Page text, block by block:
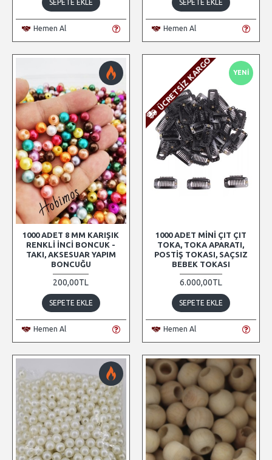
SEPETE EKLE
Hemen Al
SEPETE EKLE
Hemen Al
1000 ADET 8 MM KARIŞIK
RENKLI İNCI BONCUK -
TAKI, AKSESUAR YAPIM
BONCUĞU
200,00TL
SEPETE EKLE
Hemen Al
YENI
ÜCRETSIZ KARGO
1000 ADET MINI ÇIT ÇIT
TOKA, TOKA APARATI,
POSTIŞ TOKASI, SAÇSIZ
BEBEK TOKASI
6.000,00TL
SEPETE EKLE
Hemen Al